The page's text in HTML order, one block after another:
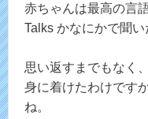
赤ちゃんは最高の言
Talks かなにかで聞い
思い返すまでもなく
身に着けたわけです
ね。